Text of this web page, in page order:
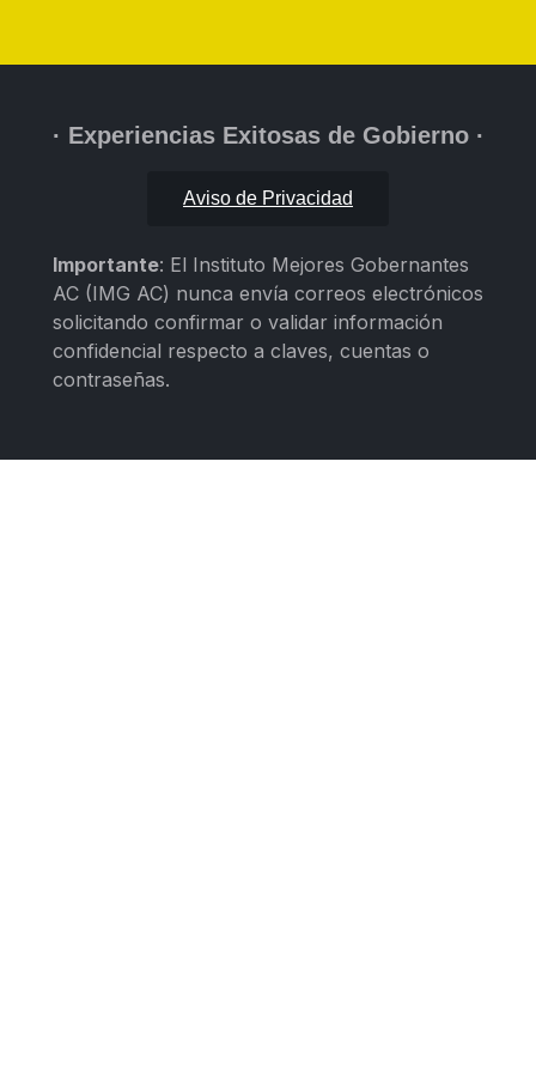
· Experiencias Exitosas de Gobierno ·
Aviso de Privacidad
Importante: El Instituto Mejores Gobernantes
AC (IMG AC) nunca envía correos electrónicos
solicitando confirmar o validar información
confidencial respecto a claves, cuentas o
contraseñas.